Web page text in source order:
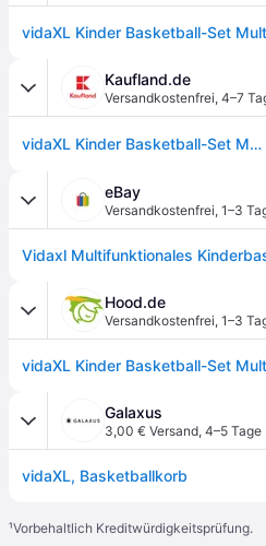
Kaufland.de
Versandkostenfrei, 4–7
vidaXL Kinder Basketball-Set Multifunktional für Boden und Wand
eBay
Versandkostenfrei, 1–3
Vidaxl Multifunktionales
Hood.de
Versandkostenfrei, 1–3
Galaxus
3,00 € Versand, 4–5 Tage
vidaXL, Basketballkorb
¹Vorbehaltlich Kreditwürdigkeitsprüfung.